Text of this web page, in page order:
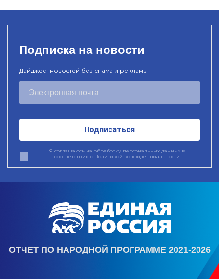
Подписка на новости
Дайджест новостей без спама и рекламы
Подписаться
Я соглашаюсь на обработку персональных данных в
соответствии с Политикой конфиденциальности
ОТЧЕТ ПО НАРОДНОЙ ПРОГРАММЕ 2021-2026